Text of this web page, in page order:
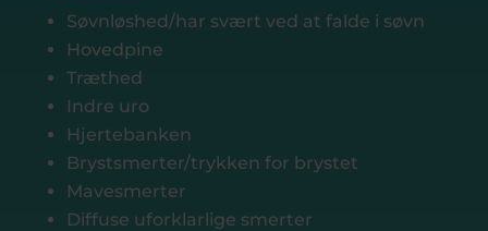
Søvnløshed/har svært ved at falde i søvn
Hovedpine
Træthed
Indre uro
Hjertebanken
Brystsmerter/trykken for brystet
Mavesmerter
Diffuse uforklarlige smerter